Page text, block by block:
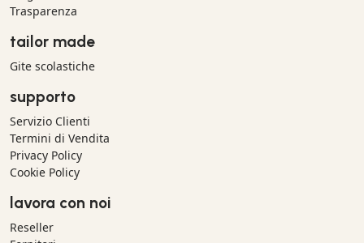
Trasparenza
tailor made
Gite scolastiche
supporto
Servizio Clienti
Termini di Vendita
Privacy Policy
Cookie Policy
lavora con noi
Reseller